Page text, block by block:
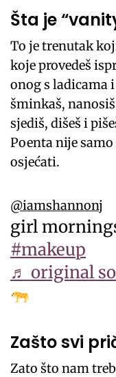
Šta je
To je trenutak
koje provedeš
onog s ladicama
šminkaš, nanosiš
sjediš, dišeš i
Poenta nije
osjećati.
@iamshannonj
girl
#makeup
♬ original
Zašto svi
Zato što nam